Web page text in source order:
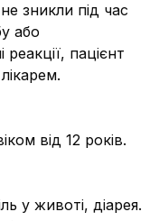
зникли під час
або
реакції, пацієнт
від 12 років.
у животі, діарея.